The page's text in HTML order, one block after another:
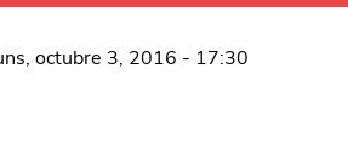
octubre 3, 2016 - 17:30